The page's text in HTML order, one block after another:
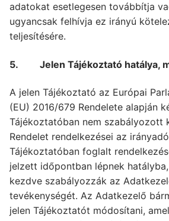
adatokat esetlegesen továbbítja
ugyancsak felhívja ez irányú
teljesítésére.
5. Jelen Tájékoztató hatálya,
A jelen Tájékoztató az Európai
(EU) 2016/679 Rendelete alapján
Tájékoztatóban nem szabályozott
Rendelet rendelkezései az
Tájékoztatóban foglalt
jelzett időpontban lépnek
kezdve szabályozzák az
tevékenységét. Az Adatkezelő
jelen Tájékoztatót módosítani,